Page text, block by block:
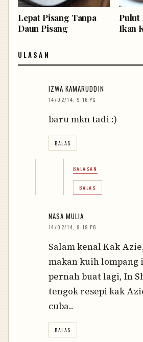
Lepat Pisang Tanpa
Daun Pisang
Pulut
Ikan
ULASAN
IZWA KAMARUDDIN
14/02/14, 9:16 PG
baru mkn tadi :)
BALAS
BALASAN
BALAS
NASA MULIA
14/02/14, 9:19 PG
Salam kenal Kak
makan kuih lompang
pernah buat lagi, In
tengok resepi kak
cuba..
BALAS